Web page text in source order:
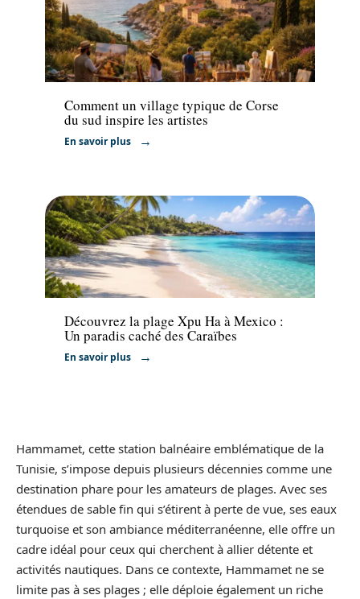
Activités
Comment un village typique de Corse
du sud inspire les artistes
En savoir plus
Voyage
Découvrez la plage Xpu Ha à Mexico :
Un paradis caché des Caraïbes
En savoir plus
Hammamet, cette station balnéaire emblématique de la
Tunisie, s’impose depuis plusieurs décennies comme une
destination phare pour les amateurs de plages. Avec ses
étendues de sable fin qui s’étirent à perte de vue, ses eaux
turquoise et son ambiance méditerranéenne, elle offre un
cadre idéal pour ceux qui cherchent à allier détente et
activités nautiques. Dans ce contexte, Hammamet ne se
limite pas à ses plages ; elle déploie également un riche